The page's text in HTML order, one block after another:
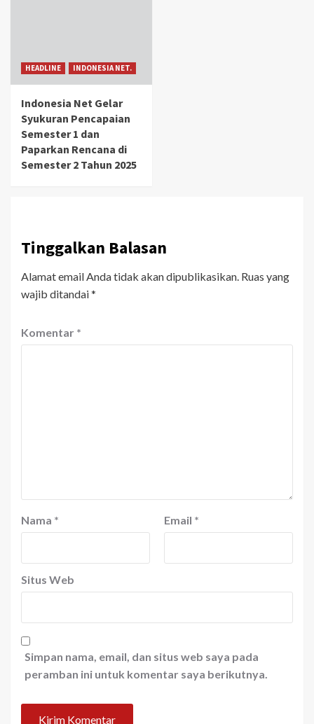
HEADLINE INDONESIA NET.
Indonesia Net Gelar
Syukuran Pencapaian
Semester 1 dan
Paparkan Rencana di
Semester 2 Tahun 2025
Tinggalkan Balasan
Alamat email Anda tidak akan dipublikasikan. Ruas yang
wajib ditandai*
Komentar *
Nama * Email *
Situs Web
Simpan nama, email, dan situs web saya pada
peramban ini untuk komentar saya berikutnya.